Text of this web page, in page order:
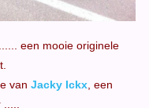
een mooie originele
van Jacky Ickx, een
.....